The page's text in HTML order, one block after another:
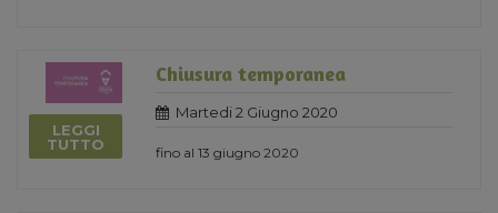
LEGGI
TUTTO
Chiusura temporanea
Martedi 2 Giugno 2020
fino al 13 giugno 2020